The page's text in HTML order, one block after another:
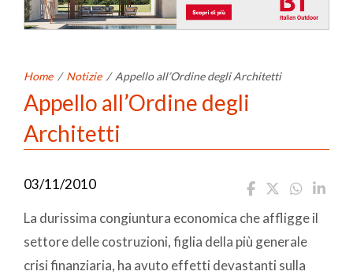
Home / Notizie / Appello all’Ordine degli Architetti
Appello all’Ordine degli
Architetti
03/11/2010
La durissima congiuntura economica che affligge il
settore delle costruzioni, figlia della più generale
crisi finanziaria, ha avuto effetti devastanti sulla